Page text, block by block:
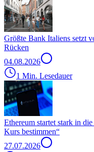
Größte Bank Italiens setzt
Rücken
04.08.2026
1 Min. Lesedauer
Ethereum startet stark in
Kurs bestimmen“
27.07.2026